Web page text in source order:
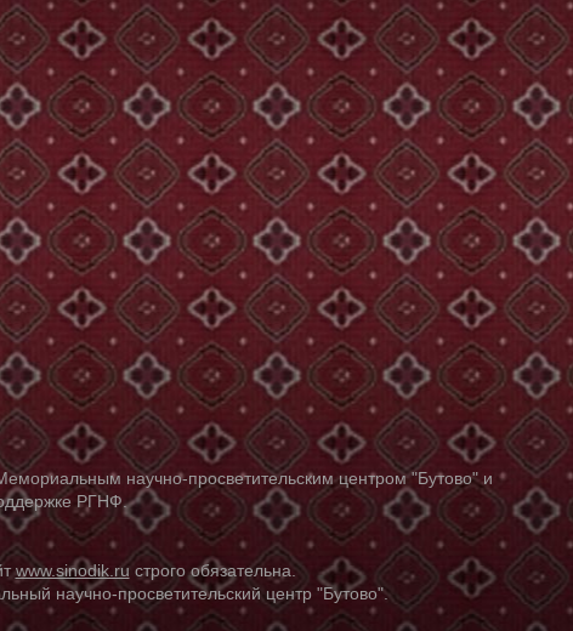
научно-просветительским центром "Бутово" и
РГНФ.
www.sinodik.ru строго обязательна.
научно-просветительский центр "Бутово".